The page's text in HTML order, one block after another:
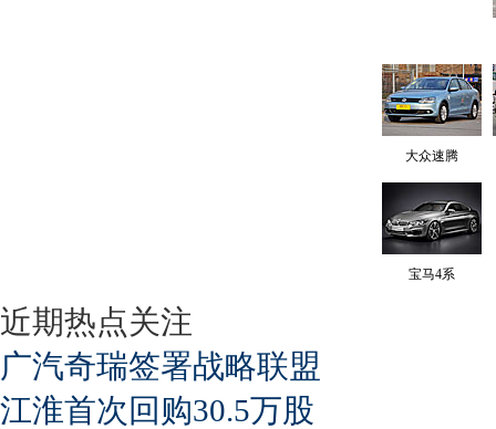
大众速腾
宝马4系
近期热点关注
广汽奇瑞签署战略联盟
江淮首次回购30.5万股